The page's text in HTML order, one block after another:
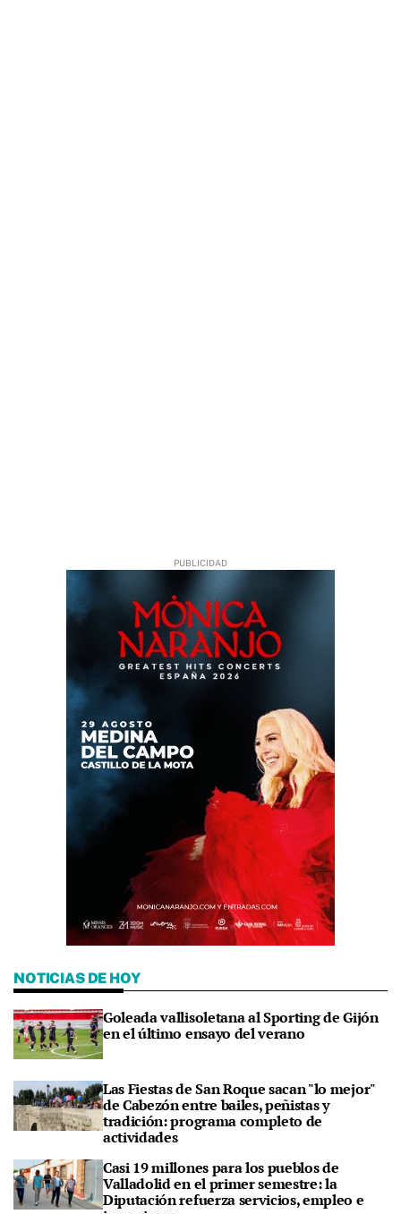
NOTICIAS DE HOY
Goleada vallisoletana al Sporting de Gijón
en el último ensayo del verano
Las Fiestas de San Roque sacan "lo mejor"
de Cabezón entre bailes, peñistas y
tradición: programa completo de
actividades
Casi 19 millones para los pueblos de
Valladolid en el primer semestre: la
Diputación refuerza servicios, empleo e